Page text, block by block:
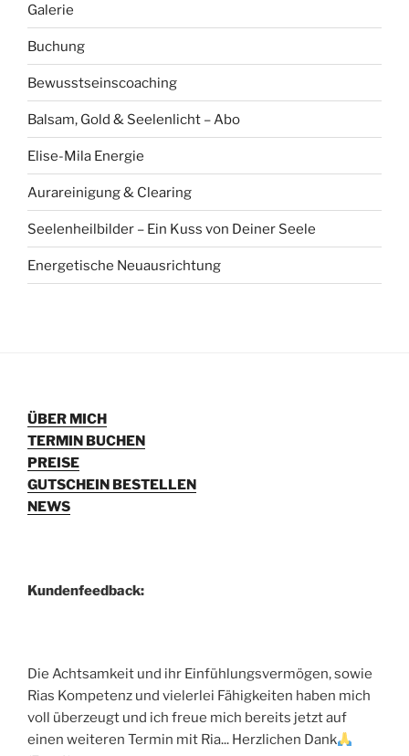
Galerie
Buchung
Bewusstseinscoaching
Balsam, Gold & Seelenlicht – Abo
Elise-Mila Energie
Aurareinigung & Clearing
Seelenheilbilder – Ein Kuss von Deiner Seele
Energetische Neuausrichtung
ÜBER MICH
TERMIN BUCHEN
PREISE
GUTSCHEIN BESTELLEN
NEWS
Kundenfeedback:
Die Achtsamkeit und ihr Einfühlungsvermögen, sowie
Rias Kompetenz und vielerlei Fähigkeiten haben mich
voll überzeugt und ich freue mich bereits jetzt auf
einen weiteren Termin mit Ria... Herzlichen Dank